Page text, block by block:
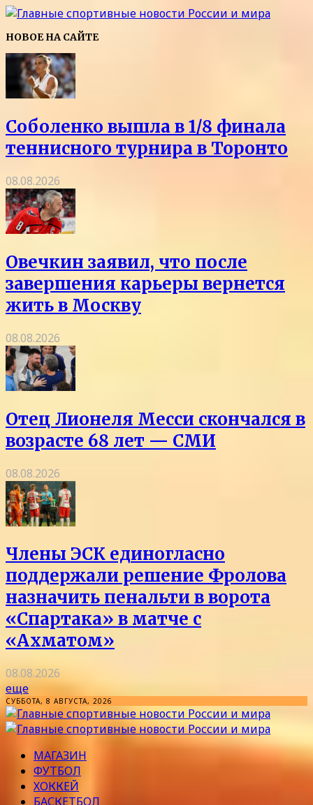
НОВОЕ НА САЙТЕ
Соболенко вышла в 1/8 финала
теннисного турнира в Торонто
08.08.2026
Овечкин заявил, что после
завершения карьеры вернется
жить в Москву
08.08.2026
Отец Лионеля Месси скончался в
возрасте 68 лет — СМИ
08.08.2026
Члены ЭСК единогласно
поддержали решение Фролова
назначить пенальти в ворота
«Спартака» в матче с
«Ахматом»
08.08.2026
еще
СУББОТА, 8 АВГУСТА, 2026
МАГАЗИН
ФУТБОЛ
ХОККЕЙ
БАСКЕТБОЛ